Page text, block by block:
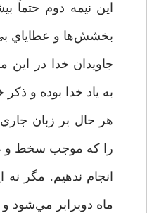
اين نيمه دوم حتماً
بخشش‌ها و عطاياي بي
جاويدان خدا در اين
به ياد خدا بوده و ذکر
هر حال بر زبان
را که موجب سخط و
انجام ندهيم. مگر
ماه دوبرابر مي‌شود